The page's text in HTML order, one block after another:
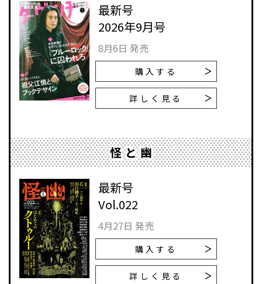
最新号
2026年9月号
8月6日 発売
購入する
詳しく見る
怪と幽
最新号
Vol.022
4月27日 発売
購入する
詳しく見る